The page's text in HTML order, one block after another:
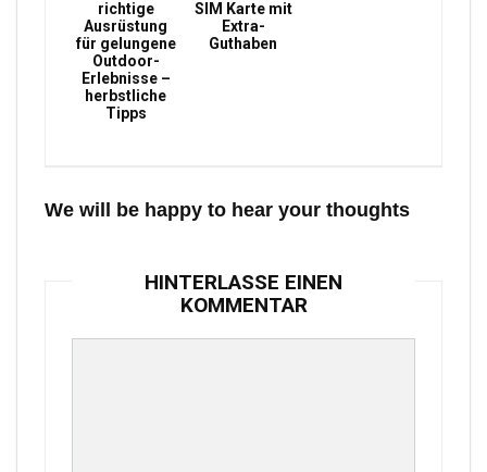
richtige
Ausrüstung
für gelungene
Outdoor-
Erlebnisse –
herbstliche
Tipps
SIM Karte mit
Extra-
Guthaben
We will be happy to hear your thoughts
HINTERLASSE EINEN
KOMMENTAR